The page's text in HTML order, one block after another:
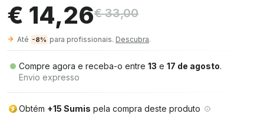
€ 14,26€ 33,00
Até -8% para profissionais. Descubra.
Compre agora e receba-o entre 13 e 17 de agosto.
Envio expresso
Obtém +15 Sumis pela compra deste produto